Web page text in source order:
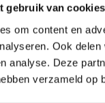
gebruik van cookies
om content en
Ook
analyse. Deze
verzameld op